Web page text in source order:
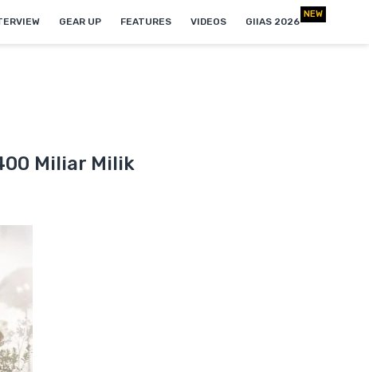
GEAR UP FEATURES VIDEOS GIIAS 2026
NEW
Miliar Milik